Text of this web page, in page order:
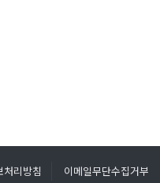
처리방침 이메일무단수집거부